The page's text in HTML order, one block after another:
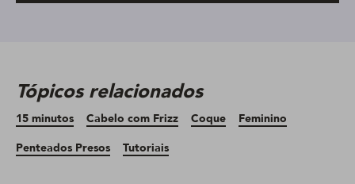
Tópicos relacionados
15 minutos Cabelo com Frizz Coque
Feminino
Penteados Presos
Tutoriais